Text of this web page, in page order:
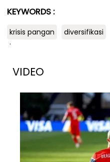
KEYWORDS :
krisis pangan
diversifikasi
.
VIDEO